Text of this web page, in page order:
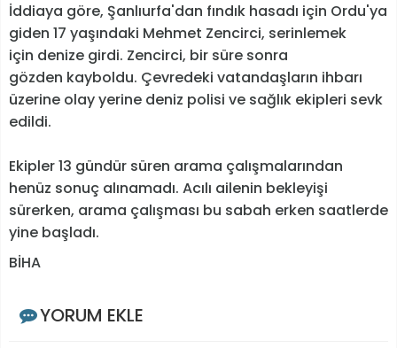
İddiaya göre, Şanlıurfa'dan fındık hasadı için Ordu'ya
giden 17 yaşındaki Mehmet Zencirci, serinlemek
için denize girdi. Zencirci, bir süre sonra
gözden kayboldu. Çevredeki vatandaşların ihbarı
üzerine olay yerine deniz polisi ve sağlık ekipleri sevk
edildi.
Ekipler 13 gündür süren arama çalışmalarından
henüz sonuç alınamadı. Acılı ailenin bekleyişi
sürerken, arama çalışması bu sabah erken saatlerde
yine başladı.
BİHA
YORUM EKLE